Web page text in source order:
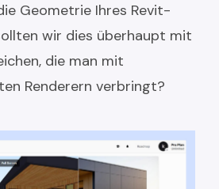
Geometrie Ihres Revit-
wir dies überhaupt mit
die man mit
Renderern verbringt?